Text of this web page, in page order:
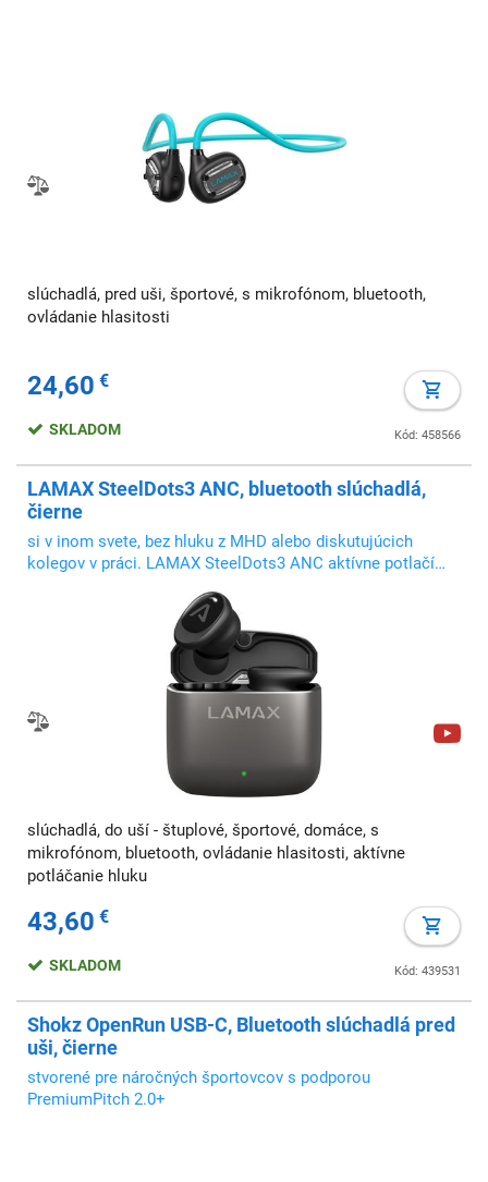
slúchadlá, pred uši, športové, s mikrofónom, bluetooth,
ovládanie hlasitosti
24,60 €
Kód: 458566
SKLADOM
LAMAX SteelDots3 ANC, bluetooth slúchadlá,
čierne
si v inom svete, bez hluku z MHD alebo diskutujúcich
kolegov v práci. LAMAX SteelDots3 ANC aktívne potlačí
slúchadlá, do uší - štuplové, športové, domáce, s
mikrofónom, bluetooth, ovládanie hlasitosti, aktívne
potláčanie hluku
43,60 €
Kód: 439531
SKLADOM
Shokz OpenRun USB-C, Bluetooth slúchadlá pred
uši, čierne
stvorené pre náročných športovcov s podporou
PremiumPitch 2.0+